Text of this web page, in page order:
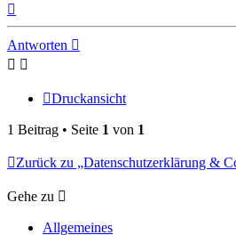
Antworten
Druckansicht
1 Beitrag • Seite 1 von 1
Zurück zu „Datenschutzerklärung &
Gehe zu
Allgemeines